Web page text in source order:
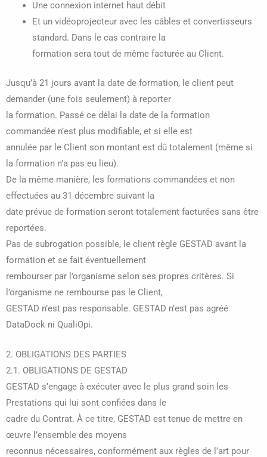
Une connexion internet haut débit
Et un vidéoprojecteur avec les câbles et convertisseurs
standard. Dans le cas contraire la
formation sera tout de même facturée au Client.
Jusqu’à 21 jours avant la date de formation, le client peut
demander (une fois seulement) à reporter
la formation. Passé ce délai la date de la formation
commandée n’est plus modifiable, et si elle est
annulée par le Client son montant est dû totalement (même si
la formation n’a pas eu lieu).
De la même manière, les formations commandées et non
effectuées au 31 décembre suivant la
date prévue de formation seront totalement facturées sans être
reportées.
Pas de subrogation possible, le client règle GESTAD avant la
formation et se fait éventuellement
rembourser par l’organisme selon ses propres critères. Si
l’organisme ne rembourse pas le Client,
GESTAD n’est pas responsable. GESTAD n’est pas agréé
DataDock ni QualiOpi.
2. OBLIGATIONS DES PARTIES
2.1. OBLIGATIONS DE GESTAD
GESTAD s’engage à exécuter avec le plus grand soin les
Prestations qui lui sont confiées dans le
cadre du Contrat. À ce titre, GESTAD est tenue de mettre en
œuvre l’ensemble des moyens
reconnus nécessaires, conformément aux règles de l’art pour